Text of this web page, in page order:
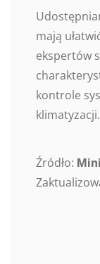
mają
ekspertów
kontrole
klimatyzacji.
Źródło: